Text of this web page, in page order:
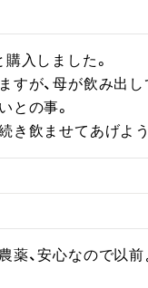
購入しました。
すが、母が飲み出し
との事。
き飲ませてあげよ
薬、安心なので以